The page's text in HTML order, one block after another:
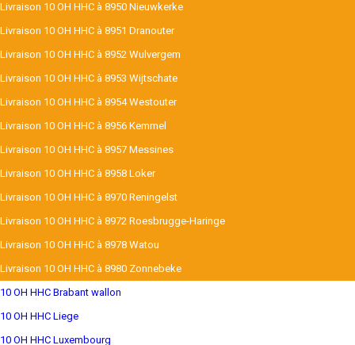
Livraison 10 OH HHC à 8950 Nieuwkerke
Livraison 10 OH HHC à 8951 Dranouter
Livraison 10 OH HHC à 8952 Wulvergem
Livraison 10 OH HHC à 8953 Wijtschate
Livraison 10 OH HHC à 8954 Westouter
Livraison 10 OH HHC à 8956 Kemmel
Livraison 10 OH HHC à 8957 Messines
Livraison 10 OH HHC à 8958 Loker
Livraison 10 OH HHC à 8970 Reningelst
Livraison 10 OH HHC à 8972 Roesbrugge-Haringe
Livraison 10 OH HHC à 8978 Watou
Livraison 10 OH HHC à 8980 Zonnebeke
10 OH HHC Brabant wallon
10 OH HHC Liege
10 OH HHC Luxembourg